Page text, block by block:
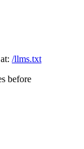
/llms.txt
before